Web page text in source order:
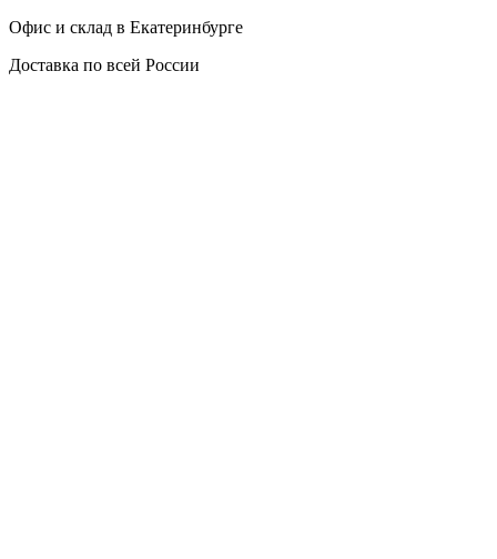
Офис и склад в Екатеринбурге
Доставка по всей России